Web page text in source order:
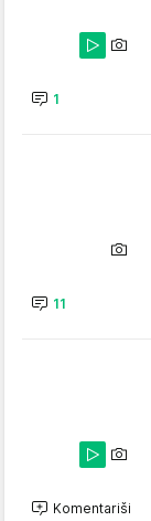
1
11
Komentariši